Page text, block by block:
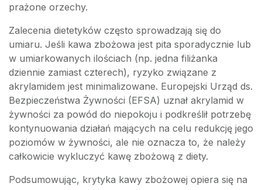
prażone orzechy.
Zalecenia dietetyków często sprowadzają się do
umiaru. Jeśli kawa zbożowa jest pita sporadycznie lub
w umiarkowanych ilościach (np. jedna filiżanka
dziennie zamiast czterech), ryzyko związane z
akrylamidem jest minimalizowane. Europejski Urząd ds.
Bezpieczeństwa Żywności (EFSA) uznał akrylamid w
żywności za powód do niepokoju i podkreślił potrzebę
kontynuowania działań mających na celu redukcję jego
poziomów w żywności, ale nie oznacza to, że należy
całkowicie wykluczyć kawę zbożową z diety.
Podsumowując, krytyka kawy zbożowej opiera się na